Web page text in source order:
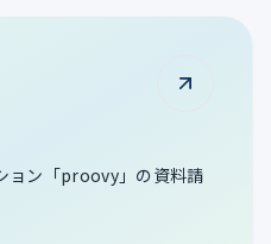
ョン「proovy」の資料請